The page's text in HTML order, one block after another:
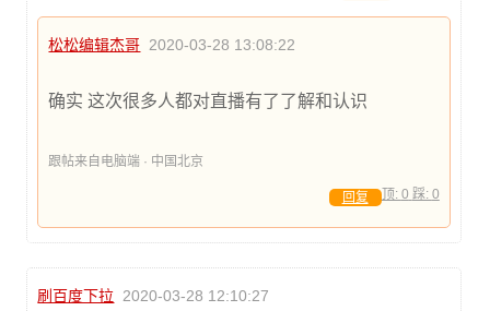
松松编辑杰哥 2020-03-28 13:08:22
确实 这次很多人都对直播有了了解和认识
跟帖来自电脑端 · 中国北京
顶: 0 踩: 0
回复
刷百度下拉 2020-03-28 12:10:27